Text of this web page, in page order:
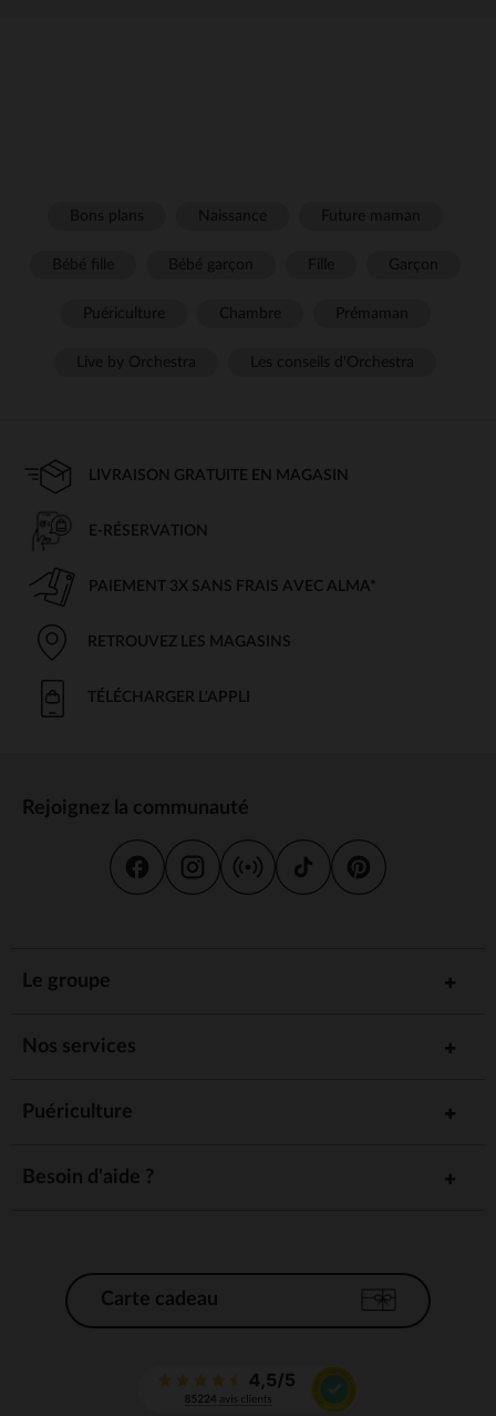
LIVRAISON GRATUITE EN MAGASIN
E-RÉSERVATION
PAIEMENT 3X SANS FRAIS AVEC ALMA*
RETROUVEZ LES MAGASINS
TÉLÉCHARGER L'APPLI
Rejoignez la communauté
Le groupe
Nos services
Puériculture
Besoin d'aide ?
Carte cadeau